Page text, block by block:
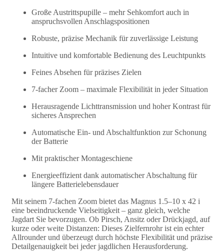
Große Austrittspupille – mehr Sehkomfort auch in
anspruchsvollen Anschlagspositionen
Robuste, präzise Mechanik für zuverlässige Leistung
Intuitive und komfortable Bedienung des Leuchtpunkts
Feines Absehen für präzises Zielen
7-facher Zoom – maximale Flexibilität in jeder Situation
Herausragende Lichttransmission und hoher Kontrast für
sicheres Ansprechen
Automatische Ein- und Abschaltfunktion zur Schonung
der Batterie
Mit praktischer Montageschiene
Energieeffizient dank automatischer Abschaltung für
längere Batterielebensdauer
Mit seinem 7-fachen Zoom bietet das Magnus 1.5–10 x 42 i
eine beeindruckende Vielseitigkeit – ganz gleich, welche
Jagdart Sie bevorzugen. Ob Pirsch, Ansitz oder Drückjagd, auf
kurze oder weite Distanzen: Dieses Zielfernrohr ist ein echter
Allrounder und überzeugt durch höchste Flexibilität und präzise
Detailgenauigkeit bei jeder jagdlichen Herausforderung.